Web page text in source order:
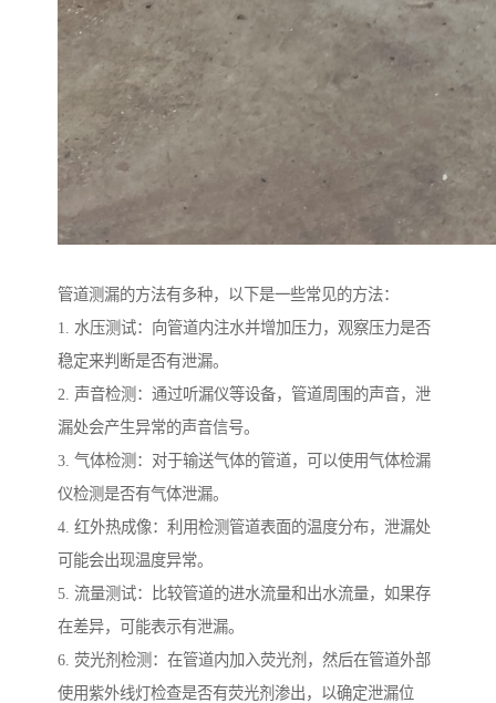
管道测漏的方法有多种，以下是一些常见的方法：
1. 水压测试：向管道内注水并增加压力，观察压力是否
稳定来判断是否有泄漏。
2. 声音检测：通过听漏仪等设备，管道周围的声音，泄
漏处会产生异常的声音信号。
3. 气体检测：对于输送气体的管道，可以使用气体检漏
仪检测是否有气体泄漏。
4. 红外热成像：利用检测管道表面的温度分布，泄漏处
可能会出现温度异常。
5. 流量测试：比较管道的进水流量和出水流量，如果存
在差异，可能表示有泄漏。
6. 荧光剂检测：在管道内加入荧光剂，然后在管道外部
使用紫外线灯检查是否有荧光剂渗出，以确定泄漏位